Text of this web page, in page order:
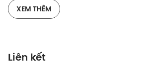
trong cuộc đời, mà theo chị là chìa
thành công mà chị đang có hiện tại.
tại: YouTube
XEM THÊM
Liên kết